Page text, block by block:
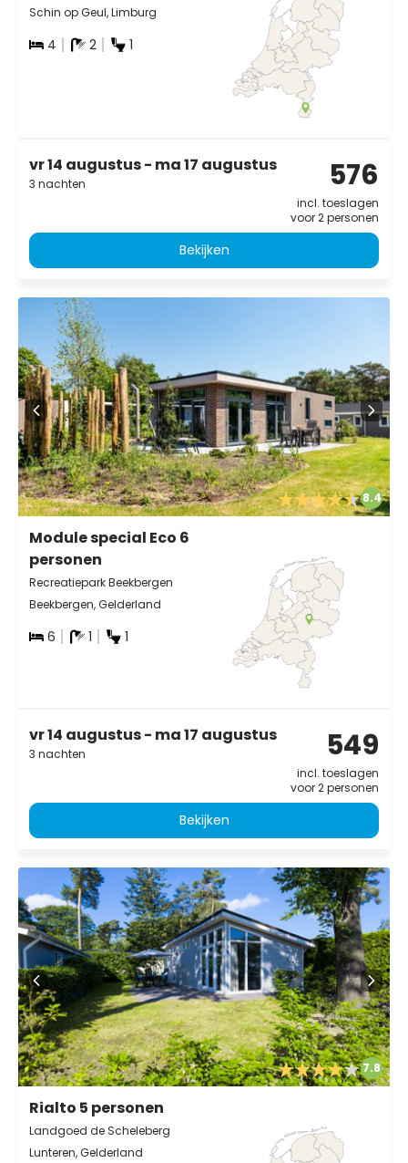
Schin op Geul, Limburg
4 2 1
vr 14 augustus - ma 17 augustus
3 nachten 576
incl. toeslagen
voor 2 personen
Bekijken
8.4
Module special Eco 6
personen
Recreatiepark Beekbergen
Beekbergen, Gelderland
6 1 1
vr 14 augustus - ma 17 augustus
3 nachten 549
incl. toeslagen
voor 2 personen
Bekijken
7.8
Rialto 5 personen
Landgoed de Scheleberg
Lunteren, Gelderland